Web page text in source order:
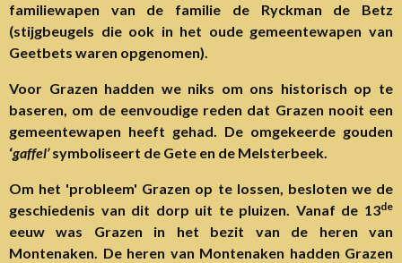
familiewapen van de familie de Ryckman de Betz
(stijgbeugels die ook in het oude gemeentewapen van
Geetbets waren opgenomen).
Voor Grazen hadden we niks om ons historisch op te
baseren, om de eenvoudige reden dat Grazen nooit een
gemeentewapen heeft gehad. De omgekeerde gouden
‘gaffel’symboliseert de Gete en de Melsterbeek.
Om het 'probleem' Grazen op te lossen, besloten we de
geschiedenis van dit dorp uit te pluizen. Vanaf de 13de
eeuw was Grazen in het bezit van de heren van
Montenaken. De heren van Montenaken hadden Grazen